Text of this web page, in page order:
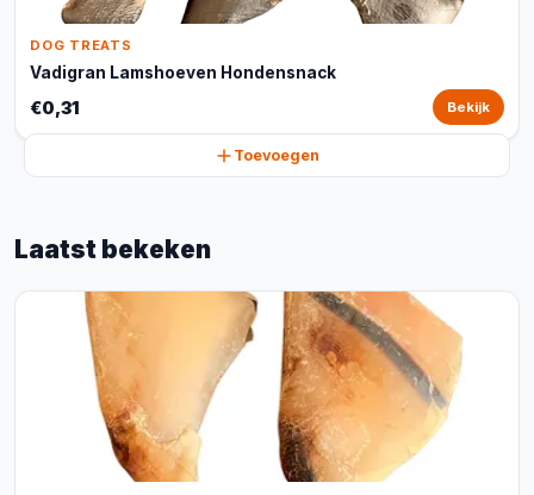
DOG TREATS
Vadigran Lamshoeven Hondensnack
€0,31 Bekijk
Toevoegen
Laatst bekeken